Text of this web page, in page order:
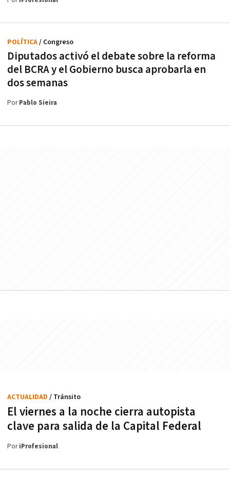
Diputados activó el debate sobre la reforma
del BCRA y el Gobierno busca aprobarla en
dos semanas
POLÍTICA/ Congreso
PorPablo Sieira
El viernes a la noche cierra autopista
clave para salida de la Capital Federal
ACTUALIDAD / Tránsito
PoriProfesional